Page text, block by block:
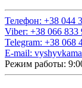
Телефон: +38 044
Viber: +38 066 833
Telegram: +38 068
E-mail:
Режим работы: